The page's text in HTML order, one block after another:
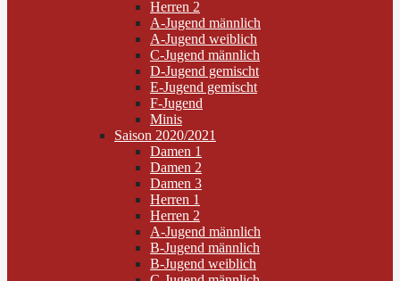
Herren 2
A-Jugend männlich
A-Jugend weiblich
C-Jugend männlich
D-Jugend gemischt
E-Jugend gemischt
F-Jugend
Minis
Saison 2020/2021
Damen 1
Damen 2
Damen 3
Herren 1
Herren 2
A-Jugend männlich
B-Jugend männlich
B-Jugend weiblich